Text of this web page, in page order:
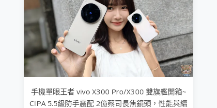
手機單眼王者 vivo X300 Pro/X300 雙旗艦開箱~
CIPA 5.5級防手震配 2億蔡司長焦鏡頭，性能與續